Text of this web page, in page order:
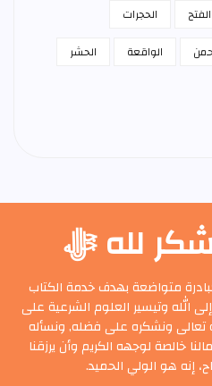
الفتح
الحجرات
الواقعة
الحشر
لله ﷻ
متواضعة بهدف خدمة الكتاب
الله وتيسير العلوم الشرعية على
تعالى ونشكره على فضله, ونسأله
خالصة لوجهه الكريم وأن يرزقنا
إنه هو الولي الحميد.